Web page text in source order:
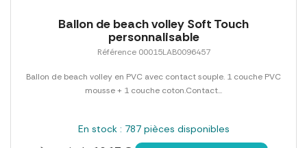
Ballon de beach volley Soft Touch
personnalisable
Référence 00015LAB0096457
Ballon de beach volley en PVC avec contact souple. 1 couche PVC
mousse + 1 couche coton.Contact...
En stock : 787 pièces disponibles